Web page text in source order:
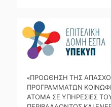
«ΠΡΟΩΘΗΣΗ ΤΗΣ
ΠΡΟΓΡΑΜΜΑΤΩΝ
ΑΤΟΜΑ ΣΕ ΥΠΗΡΕΣΙΕΣ